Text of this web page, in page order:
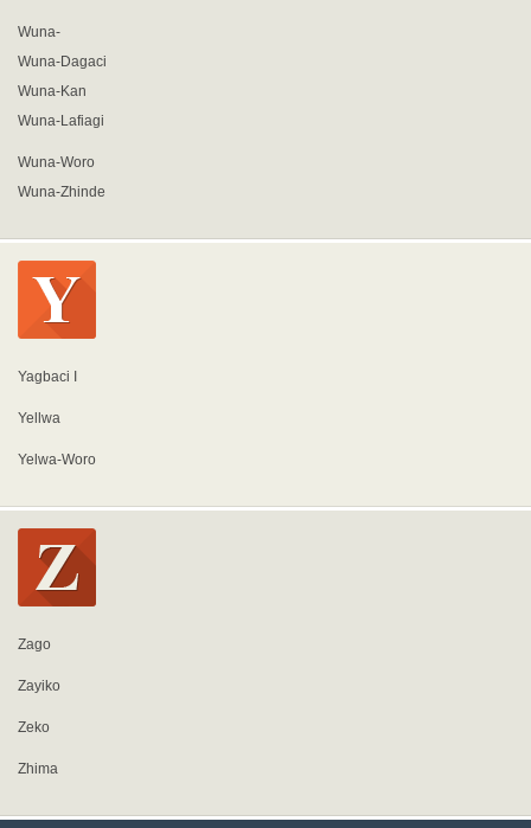
Wuna-
Wuna-Dagaci
Wuna-Kan
Wuna-Lafiagi
Wuna-Woro
Wuna-Zhinde
Yagbaci I
Yellwa
Yelwa-Woro
Zago
Zayiko
Zeko
Zhima